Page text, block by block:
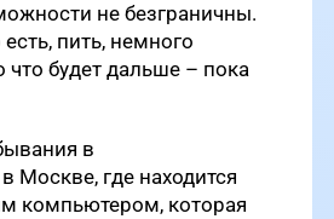
не безграничны.
пить, немного
что будет дальше – пока
в
Москве, где находится
компьютером, которая